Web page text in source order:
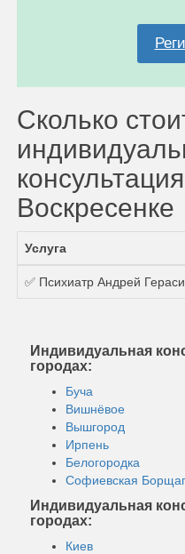
Сколько
Воскресенке
Услуга
✅ Психиатр Андрей
Индивидуальная
городах:
Буча
Вишнёвое
Вышгород
Ирпень
Белогородка
Софиевская
Индивидуальная
городах:
Киев